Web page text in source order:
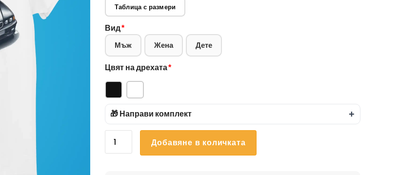
Таблица с размери
Вид*
Мъж Жена Дете
Цвят на дрехата*
🎁 Направи комплект +
количество
Добавяне в количката